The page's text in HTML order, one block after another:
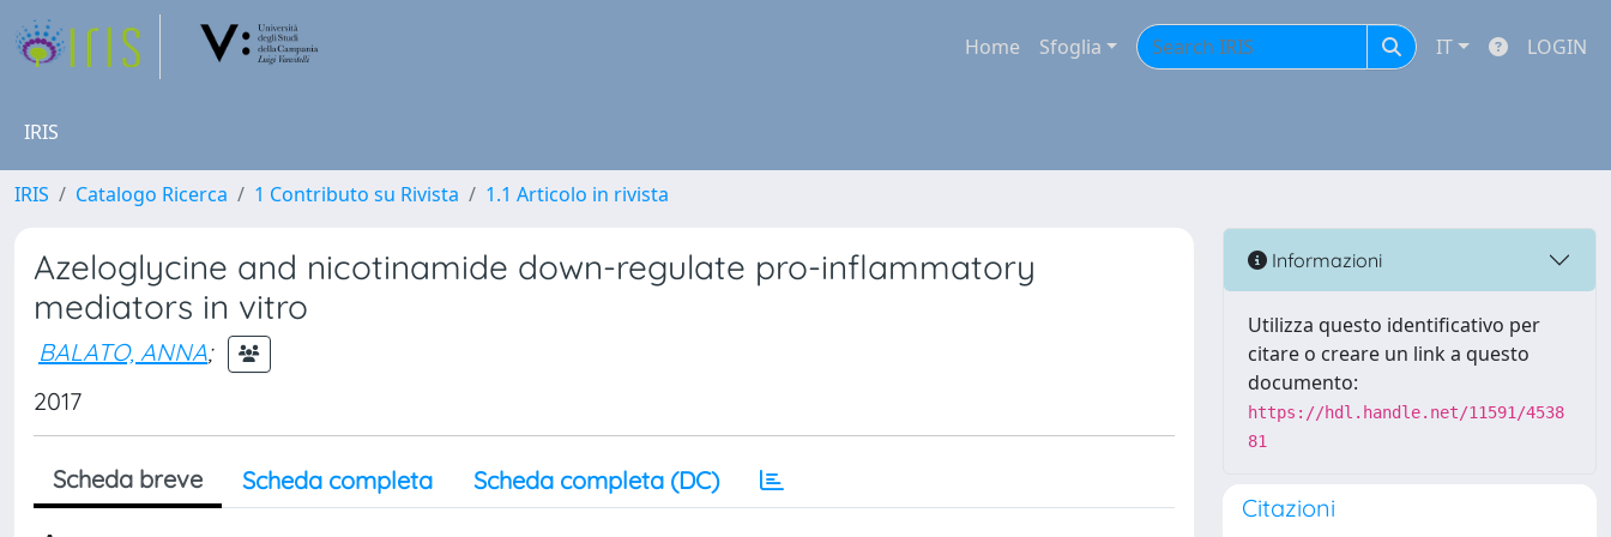
Home Sfoglia IT LOGIN
IRIS
IRIS Catalogo Ricerca 1 Contributo su Rivista 1.1 Articolo in rivista
Azeloglycine and nicotinamide down-regulate pro-inflammatory
mediators in vitro
BALATO, ANNA;
2017
Scheda breve Scheda completa Scheda completa (DC)
Informazioni
Utilizza questo identificativo per
citare o creare un link a questo
documento:
https://hdl.handle.net/11591/4538
81
Citazioni